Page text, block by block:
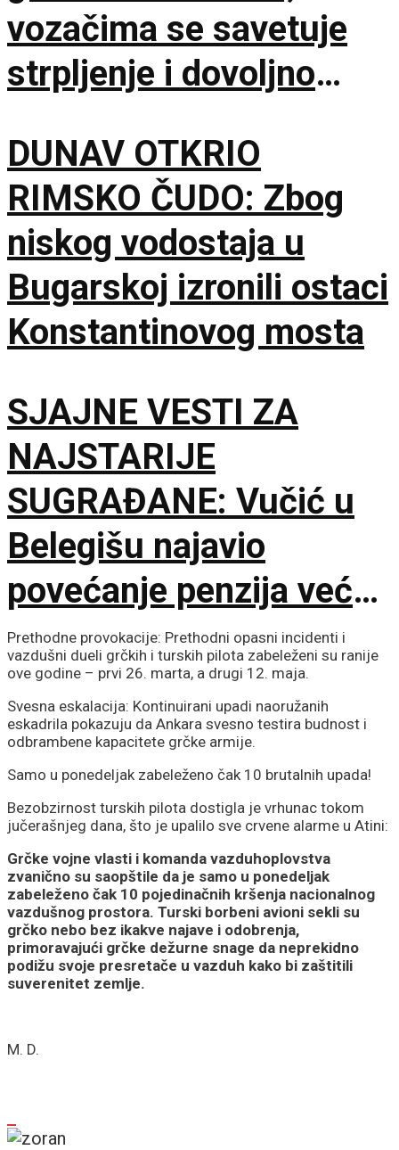
vozačima se savetuje
strpljenje i dovoljno
DUNAV OTKRIO
RIMSKO ČUDO: Zbog
niskog vodostaja u
Bugarskoj izronili ostaci
Konstantinovog mosta
SJAJNE VESTI ZA
NAJSTARIJE
SUGRAĐANE: Vučić u
Belegišu najavio
povećanje penzija već
ove godine – Pratiće
rast plata
Prethodne provokacije: Prethodni opasni incidenti i
vazdušni dueli grčkih i turskih pilota zabeleženi su ranije
ove godine – prvi 26. marta, a drugi 12. maja.
Svesna eskalacija: Kontinuirani upadi naoružanih
eskadrila pokazuju da Ankara svesno testira budnost i
odbrambene kapacitete grčke armije.
Samo u ponedeljak zabeleženo čak 10 brutalnih upada!
Bezobzirnost turskih pilota dostigla je vrhunac tokom
jučerašnjeg dana, što je upalilo sve crvene alarme u Atini:
Grčke vojne vlasti i komanda vazduhoplovstva
zvanično su saopštile da je samo u ponedeljak
zabeleženo čak 10 pojedinačnih kršenja nacionalnog
vazdušnog prostora. Turski borbeni avioni sekli su
grčko nebo bez ikakve najave i odobrenja,
primoravajući grčke dežurne snage da neprekidno
podižu svoje presretače u vazduh kako bi zaštitili
suverenitet zemlje.
M. D.